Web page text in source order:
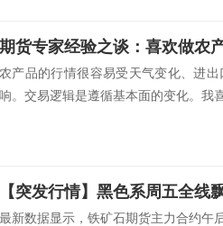
农产品的行情很容易受天气变化、进
响。交易逻辑是遵循基本面的变化。我
最新数据显示，铁矿石期货主力合约午